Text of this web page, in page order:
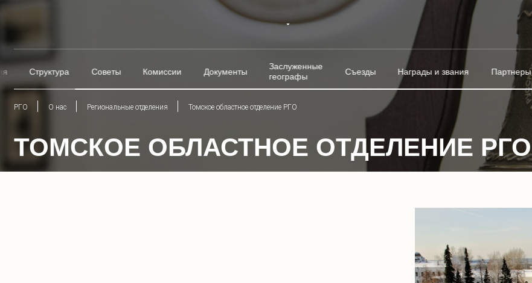
Структура Советы Комиссии Документы
Заслуженные
географы
Съезды Награды и звания Партнеры
РГО О нас Региональные отделения Томское областное отделение РГО
ТОМСКОЕ ОБЛАСТНОЕ ОТДЕЛЕНИЕ РГО